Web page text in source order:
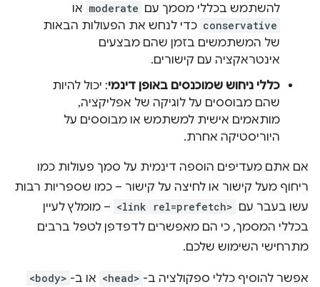
להשתמש בכללי מסמך עם moderate או
conservative כדי לנחש את הפעולות הבאות
של המשתמשים בזמן שהם מבצעים
אינטראקציה עם קישורים.
כללי ניחוש שמוכנסים באופן דינמי: יכול להיות
שהם מבוססים על לוגיקה של אפליקציה,
מותאמים אישית למשתמש או מבוססים על
היוריסטיקה אחרת.
אם אתם מעדיפים הוספה דינמית על סמך פעולות כמו
ריחוף מעל קישור או לחיצה על קישור – כמו שספריות רבות
עשו בעבר עם <link rel=prefetch> – מומלץ לעיין
בכללי המסמך, כי הם מאפשרים לדפדפן לטפל ברבים
מתרחישי השימוש שלכם.
אפשר להוסיף כללי ספקולציה ב- <head> או ב- <body>